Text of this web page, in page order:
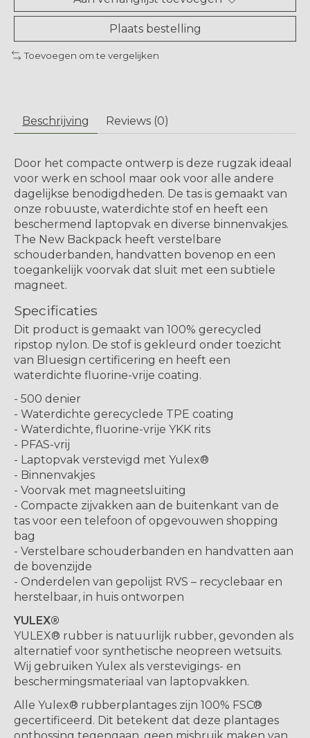
Plaats bestelling
Toevoegen om te vergelijken
Beschrijving Reviews (0)
Door het compacte ontwerp is deze rugzak ideaal
voor werk en school maar ook voor alle andere
dagelijkse benodigdheden. De tas is gemaakt van
onze robuuste, waterdichte stof en heeft een
beschermend laptopvak en diverse binnenvakjes.
The New Backpack heeft verstelbare
schouderbanden, handvatten bovenop en een
toegankelijk voorvak dat sluit met een subtiele
magneet.
Specificaties
Dit product is gemaakt van 100% gerecycled
ripstop nylon. De stof is gekleurd onder toezicht
van Bluesign certificering en heeft een
waterdichte fluorine-vrije coating.
- 500 denier
- Waterdichte gerecyclede TPE coating
- Waterdichte, fluorine-vrije YKK rits
- PFAS-vrij
- Laptopvak verstevigd met Yulex®
- Binnenvakjes
- Voorvak met magneetsluiting
- Compacte zijvakken aan de buitenkant van de
tas voor een telefoon of opgevouwen shopping
bag
- Verstelbare schouderbanden en handvatten aan
de bovenzijde
- Onderdelen van gepolijst RVS – recyclebaar en
herstelbaar, in huis ontworpen
YULEX®
YULEX® rubber is natuurlijk rubber, gevonden als
alternatief voor synthetische neopreen wetsuits.
Wij gebruiken Yulex als verstevigings- en
beschermingsmateriaal van laptopvakken.
Alle Yulex® rubberplantages zijn 100% FSC®
gecertificeerd. Dit betekent dat deze plantages